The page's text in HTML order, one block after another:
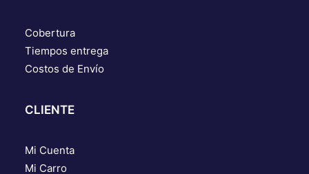
Cobertura
Tiempos entrega
Costos de Envío
CLIENTE
Mi Cuenta
Mi Carro